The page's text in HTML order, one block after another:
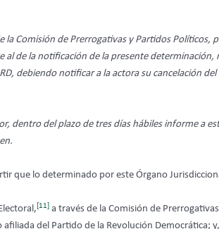
la Comisión de Prerrogativas y Partidos Políticos,
al de la notificación de la presente determinación,
debiendo notificar a la actora su cancelación
dentro del plazo de tres días hábiles informe a
que lo determinado por este Órgano
[11]
a través de la Comisión de
afiliada del Partido de la Revolución Democrática; y,